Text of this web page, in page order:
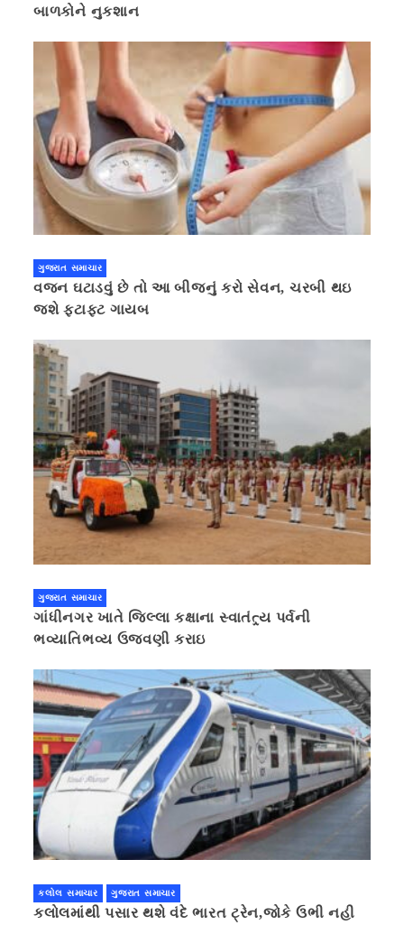
બાળકોને નુકશાન
ગુજરાત સમાચાર
વજન ઘટાડવું છે તો આ બીજનું કરો સેવન, ચરબી થઇ
જશે ફટાફટ ગાયબ
ગુજરાત સમાચાર
ગાંધીનગર ખાતે જિલ્લા કક્ષાના સ્વાતંત્ર્ય પર્વની
ભવ્યાતિભવ્ય ઉજવણી કરાઇ
કલોલ સમાચાર ગુજરાત સમાચાર
કલોલમાંથી પસાર થશે વંદે ભારત ટ્રેન,જોકે ઉભી નહી